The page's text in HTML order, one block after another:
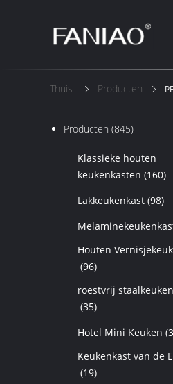
Thuis Producten
Producten (845)
Klassieke houten
keukenkasten (160)
Lakkeukenkast (98)
Houten
(96)
roestvrij
(35)
Hotel Mini Keuken
Keukenkast van de
(19)